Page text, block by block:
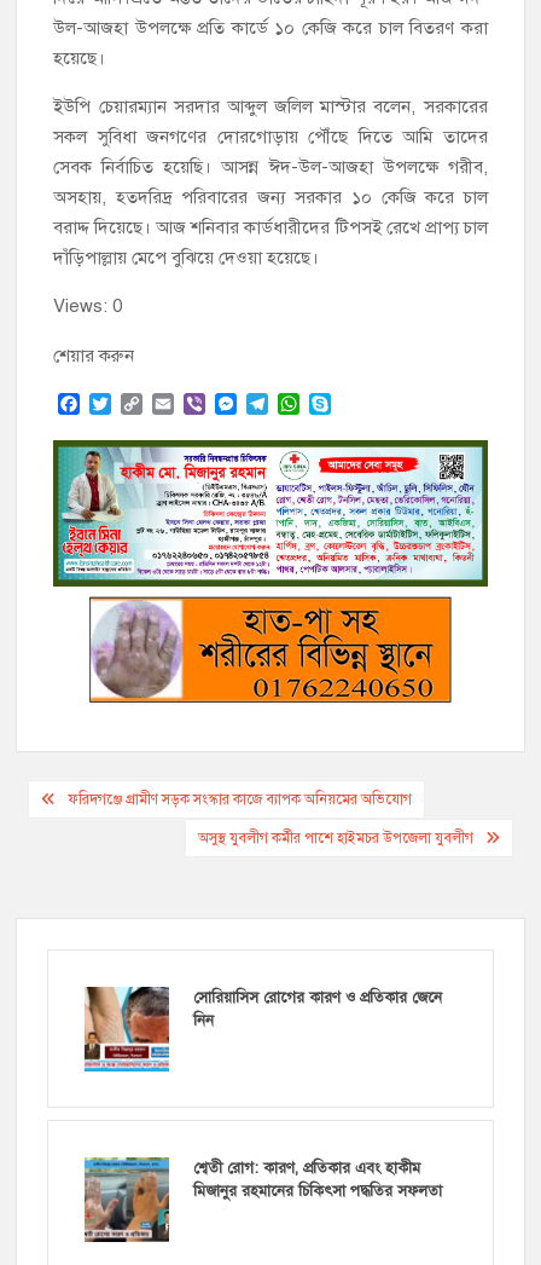
উল-আজহা উপলক্ষে প্রতি কার্ডে ১০ কেজি করে চাল বিতরণ করা
হয়েছে।
ইউপি চেয়ারম্যান সরদার আব্দুল জলিল মাস্টার বলেন, সরকারের
সকল সুবিধা জনগণের দোরগোড়ায় পৌঁছে দিতে আমি তাদের
সেবক নির্বাচিত হয়েছি। আসন্ন ঈদ-উল-আজহা উপলক্ষে গরীব,
অসহায়, হতদরিদ্র পরিবারের জন্য সরকার ১০ কেজি করে চাল
বরাদ্দ দিয়েছে। আজ শনিবার কার্ডধারীদের টিপসই রেখে প্রাপ্য চাল
দাঁড়িপাল্লায় মেপে বুঝিয়ে দেওয়া হয়েছে।
Views: 0
শেয়ার করুন
F
c
e
b
o
o
k
T
i
t
t
e
r
C
p
y
L
i
n
k
E
a
i
l
V
b
e
r
M
s
s
e
n
g
e
r
T
l
e
g
a
m
W
a
t
s
A
p
p
y
p
e
Postফরিদগঞ্জে গ্রামীণ সড়ক সংস্কার কাজে ব্যাপক অনিয়মের অভিযোগ
অসুস্থ যুবলীগ কর্মীর পাশে হাইমচর উপজেলা যুবলীগ
সোরিয়াসিস রোগের কারণ ও প্রতিকার জেনে
নিন
শ্বেতী রোগ: কারণ, প্রতিকার এবং হাকীম
মিজানুর রহমানের চিকিৎসা পদ্ধতির সফলতা